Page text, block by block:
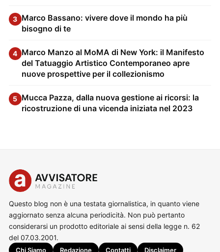
3 Marco Bassano: vivere dove il mondo ha più
bisogno di te
4 Marco Manzo al MoMA di New York: il Manifesto
del Tatuaggio Artistico Contemporaneo apre
nuove prospettive per il collezionismo
5 Mucca Pazza, dalla nuova gestione ai ricorsi: la
ricostruzione di una vicenda iniziata nel 2023
Questo blog non è una testata giornalistica, in quanto viene
aggiornato senza alcuna periodicità. Non può pertanto
considerarsi un prodotto editoriale ai sensi della legge n. 62
del 07.03.2001.
Chi Siamo Redazione Contatti Disclaimer